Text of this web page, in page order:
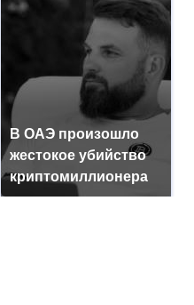
В ОАЭ произошло
жестокое убийство
криптомиллионера